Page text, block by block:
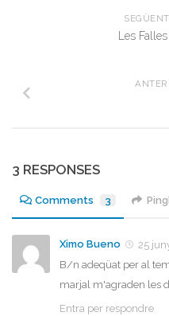
Les
3 RESPONSES
Comments 3
Ximo Bueno
25
B/n adeqüat per al
marjal m'agraden les
Entra per respondre